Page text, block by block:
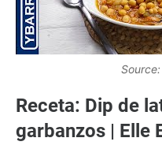
Source:
Receta: Dip de
garbanzos | Elle